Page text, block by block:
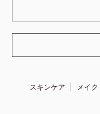
スキンケア メイク